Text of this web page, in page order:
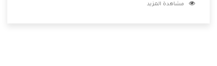
الشركة بها والتى تكون منها خدمة الصيانة التى تكون من أهم
مشاهدة المزيد